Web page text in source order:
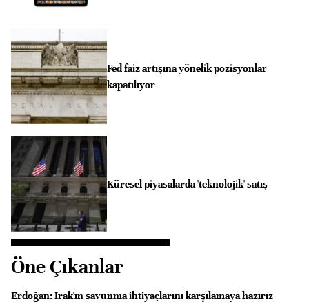
Fed faiz artışına yönelik pozisyonlar
kapatılıyor
Küresel piyasalarda 'teknolojik' satış
Öne Çıkanlar
Erdoğan: Irak'ın savunma ihtiyaçlarını karşılamaya hazırız